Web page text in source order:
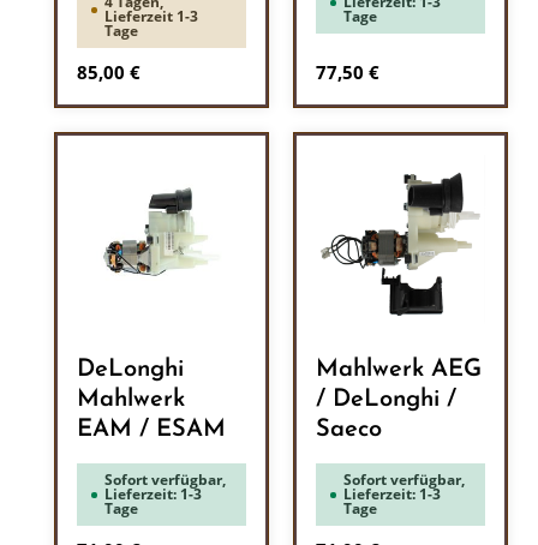
Lieferzeit 1-3
Tage
Regulärer Preis:
85,00 €
Tage
Regulärer Preis:
77,50 €
DeLonghi
Mahlwerk
EAM / ESAM
Sofort verfügbar,
Lieferzeit: 1-3
Tage
Mahlwerk AEG
/ DeLonghi /
Saeco
Sofort verfügbar,
Lieferzeit: 1-3
Tage